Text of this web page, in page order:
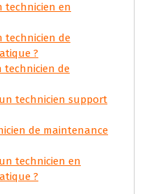
technicien en
technicien de
?
technicien de
technicien support
de maintenance
technicien en
?